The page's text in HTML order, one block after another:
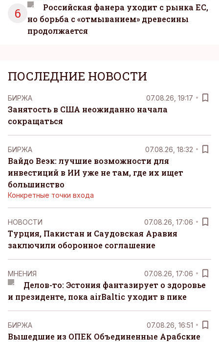
6
Российская фанера уходит с рынка ЕС,
но борьба с «отмыванием» древесины
продолжается
ПОСЛЕДНИЕ НОВОСТИ
БИРЖА 07.08.26, 19:17
Занятость в США неожиданно начала
сокращаться
БИРЖА 07.08.26, 18:32
Вайдо Веэк: лучшие возможности для
инвестиций в ИИ уже не там, где их ищет
большинство
Конкретные точки входа
НОВОСТИ 07.08.26, 17:06
Турция, Пакистан и Саудовская Аравия
заключили оборонное соглашение
MНЕНИЯ 07.08.26, 17:06
Делов-то: Эстония фантазирует о здоровье
и президенте, пока airBaltic уходит в пике
БИРЖА 07.08.26, 16:51
Вышедшие из ОПЕК Объединенные Арабские